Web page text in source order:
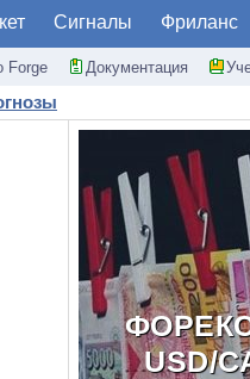
Сигналы Фриланс
Forge Документация
ФОРЕКС
USD/